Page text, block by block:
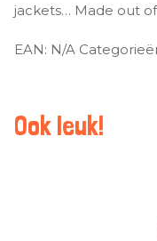
jackets… Made out
EAN: N/A
Ook leuk!